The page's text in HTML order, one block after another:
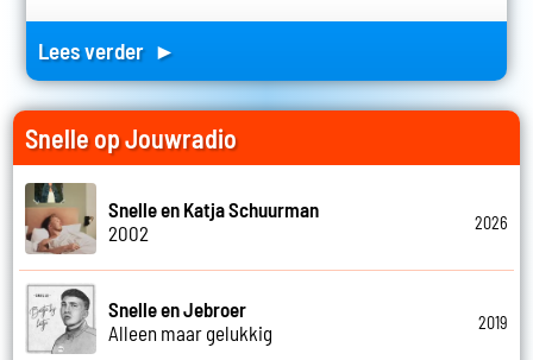
Lees verder ►
Snelle op Jouwradio
Snelle en Katja Schuurman
2002
2026
Snelle en Jebroer
Alleen maar gelukkig
2019